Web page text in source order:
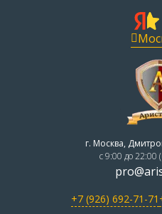
г. Москва,
с 9:00 до 22:00
+7 (926) 692-71-71